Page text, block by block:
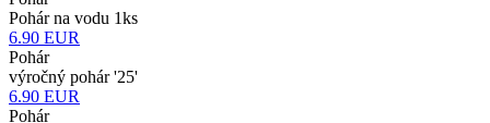
Pohár na vodu 1ks
6.90 EUR
Pohár
výročný pohár '25'
6.90 EUR
Pohár